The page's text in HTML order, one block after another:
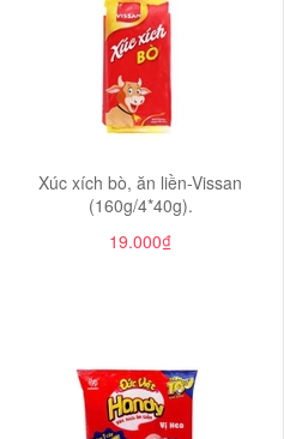
Xúc xích bò, ăn liền-Vissan
(160g/4*40g).
19.000₫